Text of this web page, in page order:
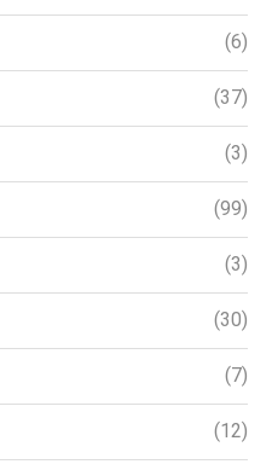
(6)
(37)
(3)
(99)
(3)
(30)
(7)
(12)